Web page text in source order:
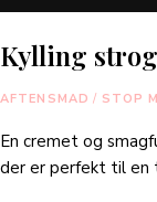
Kylling
AFTENSMAD / STOP
En cremet og
der er perfekt til en